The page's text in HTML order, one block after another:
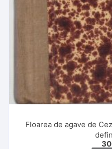
Floarea de agave de
30